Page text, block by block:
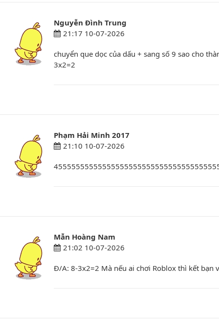
Nguyễn Đình Trung
21:17 10-07-2026
chuyển que dọc của dấu + sang số 9 sao cho
3x2=2
Phạm Hải Minh 2017
21:10 10-07-2026
Mẫn Hoàng Nam
21:02 10-07-2026
Đ/A: 8-3x2=2 Mà nếu ai chơi Roblox thì kết bạn